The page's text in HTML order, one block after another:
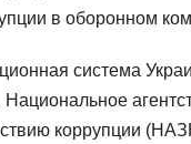
в оборонном
система
коррупции